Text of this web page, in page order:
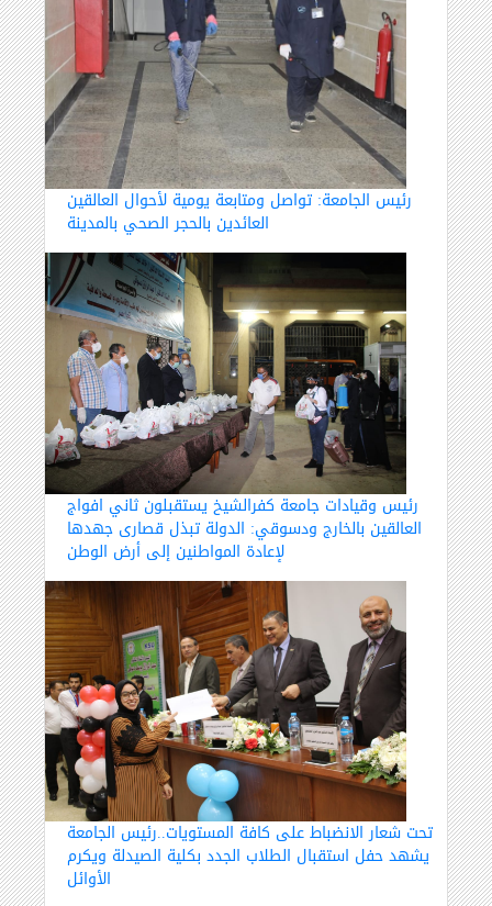
رئيس الجامعة: تواصل ومتابعة يومية لأحوال العالقين
العائدين بالحجر الصحي بالمدينة
رئيس وقيادات جامعة كفرالشيخ يستقبلون ثاني افواج
العالقين بالخارج ودسوقي: الدولة تبذل قصارى جهدها
لإعادة المواطنين إلى أرض الوطن
تحت شعار الانضباط على كافة المستويات..رئيس الجامعة
يشهد حفل استقبال الطلاب الجدد بكلية الصيدلة ويكرم
الأوائل